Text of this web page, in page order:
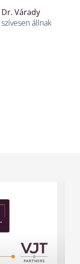
Dr. Várady
szívesen állnak